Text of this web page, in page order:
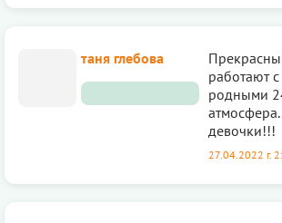
таня глебова
работают
родными
девочки!!!
27.04.2022 г.